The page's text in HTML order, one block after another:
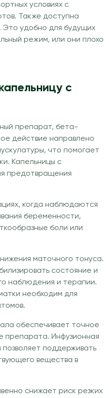
условиях с
Также доступна
Это удобно для будущих
режим, или они плохо
с
препарат, бета-
действие направлено
что помогает
Капельницы с
предотвращения
когда наблюдаются
беременности,
боли или
маточного тонуса.
состояние и
наблюдения и терапии.
необходим для
обеспечивает точное
препарата. Инфузионная
поддерживать
вещества в
снижает риск резких